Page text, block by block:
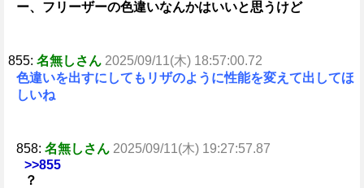
ー、フリーザーの色違いなんかはいいと思うけど
855: 名無しさん 2025/09/11(木) 18:57:00.72
色違いを出すにしてもリザのように性能を変えて出してほ
しいね
858: 名無しさん 2025/09/11(木) 19:27:57.87
>>855
？